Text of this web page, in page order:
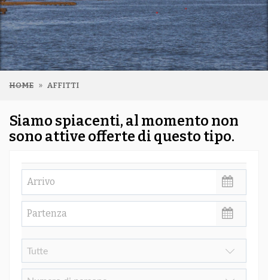
HOME AFFITTI
Siamo spiacenti, al momento non
sono attive offerte di questo tipo.